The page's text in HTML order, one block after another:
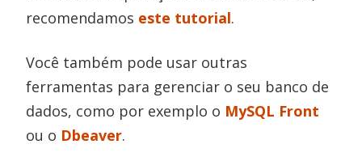
recomendamos este tutorial.
Você também pode usar outras
ferramentas para gerenciar o seu banco de
dados, como por exemplo o MySQL Front
ou o Dbeaver.